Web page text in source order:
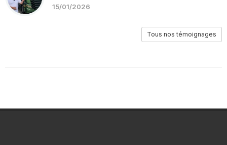
15/01/2026
Tous nos témoignages